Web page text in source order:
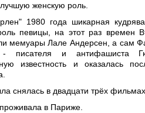
женскую роль.
1980 года шикарная
певицы, на этот раз времен
мемуары Лале Андерсен, а сам
- писателя и антифашиста
известность и оказалась
снялась в двадцати трёх
в Париже.